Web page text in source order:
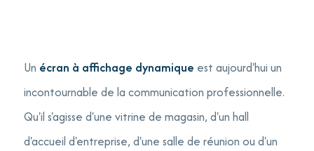
Un écran à affichage dynamique est aujourd'hui un
incontournable de la communication professionnelle.
Qu'il s'agisse d'une vitrine de magasin, d'un hall
d'accueil d'entreprise, d'une salle de réunion ou d'un